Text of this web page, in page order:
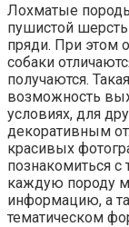
Лохматые
пушистой
пряди. При этом
собаки
получаются.
возможность
условиях, для
декоративным
красивых
познакомиться
каждую породу
информацию, а
тематическом